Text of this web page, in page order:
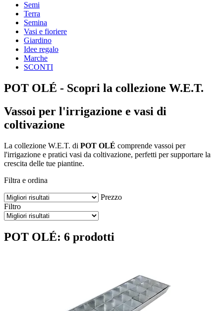
Semi
Terra
Semina
Vasi e fioriere
Giardino
Idee regalo
Marche
SCONTI
POT OLÉ - Scopri la collezione W.E.T.
Vassoi per l'irrigazione e vasi di
coltivazione
La collezione W.E.T. di POT OLÉ comprende vassoi per
l'irrigazione e pratici vasi da coltivazione, perfetti per supportare la
crescita delle tue piantine.
Filtra e ordina
Prezzo
Filtro
POT OLÉ: 6 prodotti